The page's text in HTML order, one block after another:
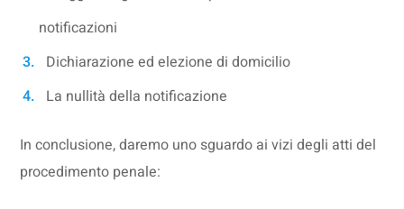
notificazioni
Dichiarazione ed elezione di domicilio
La nullità della notificazione
In conclusione, daremo uno sguardo ai vizi degli atti del
procedimento penale: